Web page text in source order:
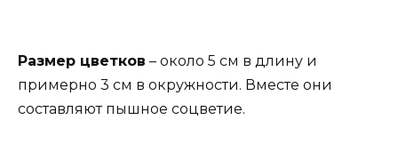
Размер цветков – около 5 см в длину и
примерно 3 см в окружности. Вместе они
составляют пышное соцветие.